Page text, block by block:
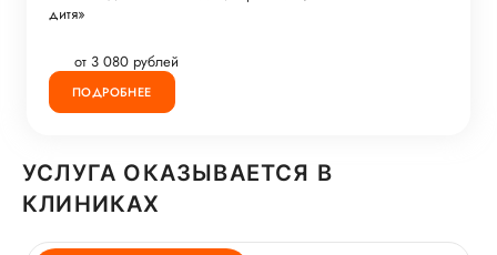
дитя»
от 3 080 рублей
ПОДРОБНЕЕ
УСЛУГА ОКАЗЫВАЕТСЯ В
КЛИНИКАХ